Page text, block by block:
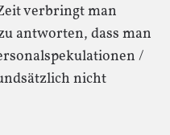
verbringt man
antworten, dass man
/
nicht